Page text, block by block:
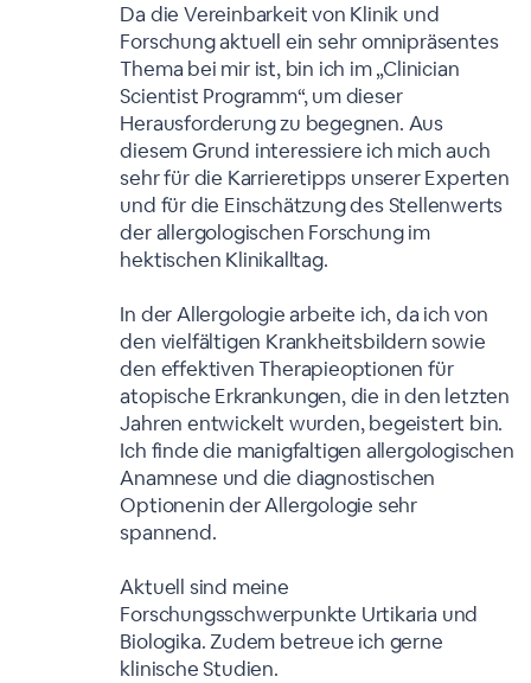
Da die Vereinbarkeit von Klinik und
Forschung aktuell ein sehr omnipräsentes
Thema bei mir ist, bin ich im „Clinician
Scientist Programm“, um dieser
Herausforderung zu begegnen. Aus
diesem Grund interessiere ich mich auch
sehr für die Karrieretipps unserer Experten
und für die Einschätzung des Stellenwerts
der allergologischen Forschung im
hektischen Klinikalltag.
In der Allergologie arbeite ich, da ich von
den vielfältigen Krankheitsbildern sowie
den effektiven Therapieoptionen für
atopische Erkrankungen, die in den letzten
Jahren entwickelt wurden, begeistert bin.
Ich finde die manigfaltigen allergologischen
Anamnese und die diagnostischen
Optionenin der Allergologie sehr
spannend.
Aktuell sind meine
Forschungsschwerpunkte Urtikaria und
Biologika. Zudem betreue ich gerne
klinische Studien.